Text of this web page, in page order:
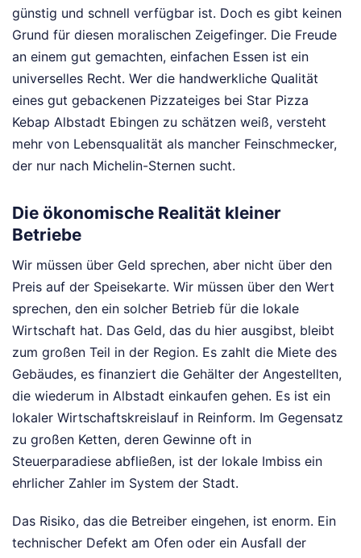
günstig und schnell verfügbar ist. Doch es gibt keinen
Grund für diesen moralischen Zeigefinger. Die Freude
an einem gut gemachten, einfachen Essen ist ein
universelles Recht. Wer die handwerkliche Qualität
eines gut gebackenen Pizzateiges bei Star Pizza
Kebap Albstadt Ebingen zu schätzen weiß, versteht
mehr von Lebensqualität als mancher Feinschmecker,
der nur nach Michelin-Sternen sucht.
Die ökonomische Realität kleiner
Betriebe
Wir müssen über Geld sprechen, aber nicht über den
Preis auf der Speisekarte. Wir müssen über den Wert
sprechen, den ein solcher Betrieb für die lokale
Wirtschaft hat. Das Geld, das du hier ausgibst, bleibt
zum großen Teil in der Region. Es zahlt die Miete des
Gebäudes, es finanziert die Gehälter der Angestellten,
die wiederum in Albstadt einkaufen gehen. Es ist ein
lokaler Wirtschaftskreislauf in Reinform. Im Gegensatz
zu großen Ketten, deren Gewinne oft in
Steuerparadiese abfließen, ist der lokale Imbiss ein
ehrlicher Zahler im System der Stadt.
Das Risiko, das die Betreiber eingehen, ist enorm. Ein
technischer Defekt am Ofen oder ein Ausfall der